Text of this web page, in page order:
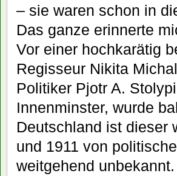
– sie waren schon in
Das ganze erinnerte
Vor einer hochkarätig
Regisseur Nikita
Politiker Pjotr A.
Innenminster, wurde
Deutschland ist dieser
und 1911 von
weitgehend